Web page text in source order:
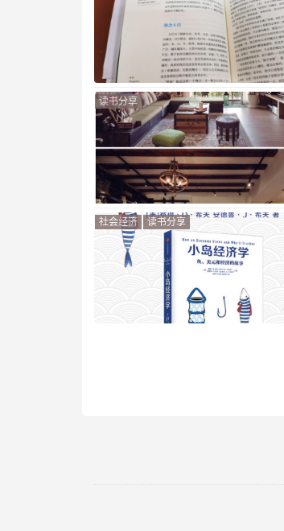
读书分享
社会经济 读书分享